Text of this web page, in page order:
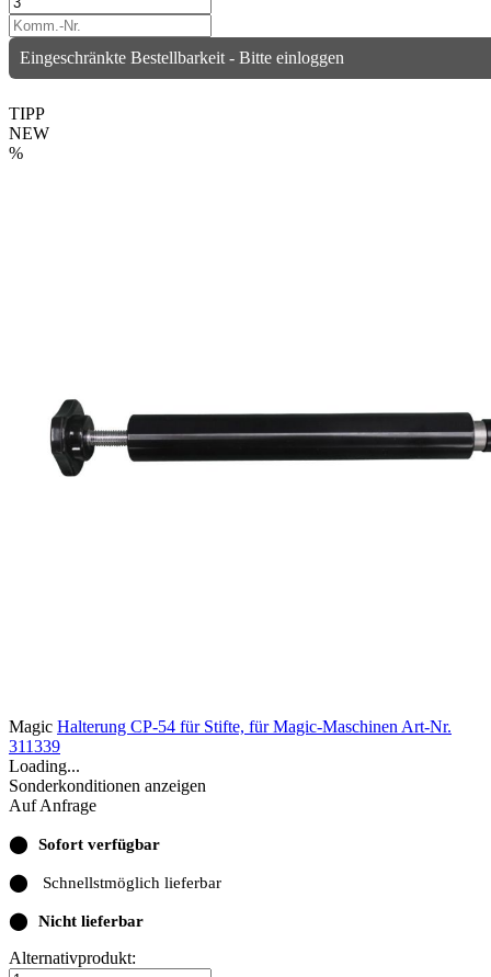
Eingeschränkte Bestellbarkeit - Bitte einloggen
TIPP
NEW
%
Magic Halterung CP-54 für Stifte, für Magic-Maschinen Art-Nr.
311339
Loading...
Sonderkonditionen anzeigen
Auf Anfrage
⬤ Sofort verfügbar
⬤ Schnellstmöglich lieferbar
⬤ Nicht lieferbar
Alternativprodukt: